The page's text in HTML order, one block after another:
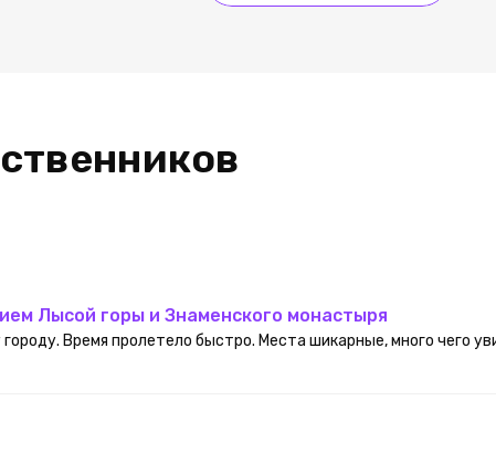
Лысой горы и Знаменского монастыря
Время пролетело быстро. Места шикарные, много чего